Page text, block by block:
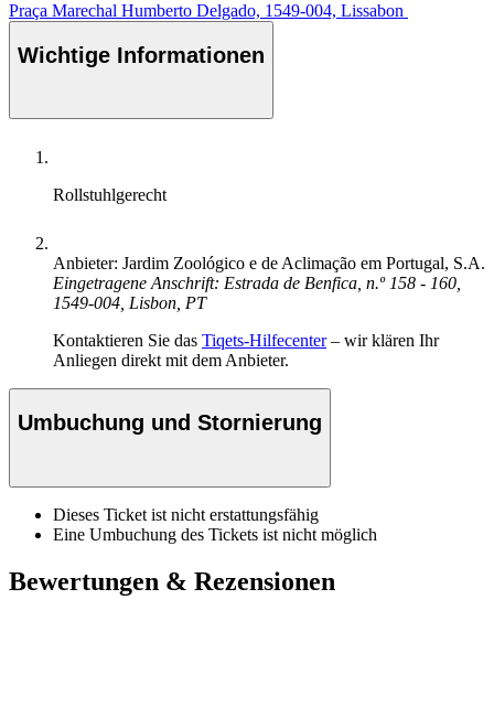
Praça Marechal Humberto Delgado, 1549-004, Lissabon
Wichtige Informationen
Rollstuhlgerecht
Anbieter: Jardim Zoológico e de Aclimação em Portugal, S.A.
Eingetragene Anschrift: Estrada de Benfica, n.º 158 - 160,
1549-004, Lisbon, PT
Kontaktieren Sie das Tiqets-Hilfecenter– wir klären Ihr
Anliegen direkt mit dem Anbieter.
Umbuchung und Stornierung
Dieses Ticket ist nicht erstattungsfähig
Eine Umbuchung des Tickets ist nicht möglich
Bewertungen & Rezensionen